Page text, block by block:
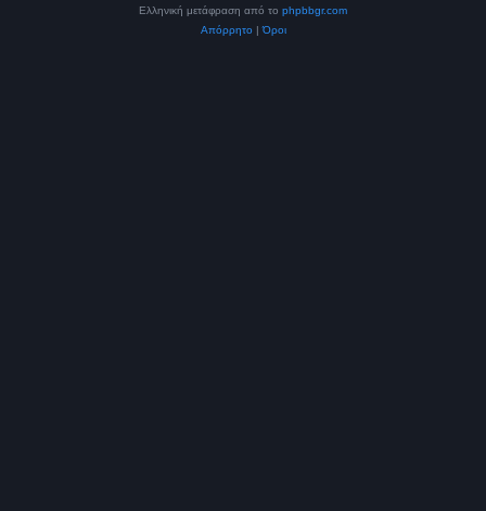
Ελληνική μετάφραση από το phpbbgr.com
Απόρρητο |Όροι